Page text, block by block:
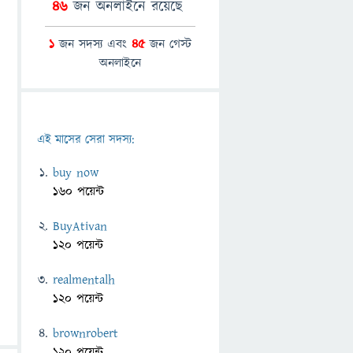
46জন অনলাইনে রয়েছে
1 জন সদস্য এবং 45জন গেস্ট
অনলাইনে
এই মাসের সেরা সদস্য:
buy now
160 পয়েন্ট
BuyAtivan
120 পয়েন্ট
realmentalh
120 পয়েন্ট
brownrobert